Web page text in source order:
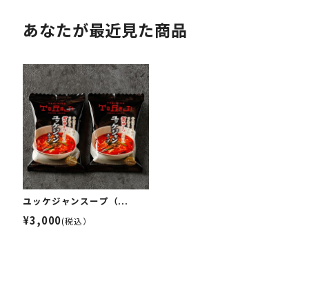
あなたが最近見た商品
ユッケジャンスープ（...
¥3,000(税込）